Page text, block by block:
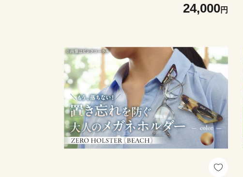
24,000円